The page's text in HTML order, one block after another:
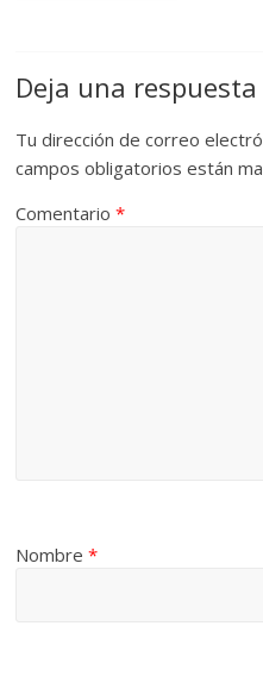
Deja una respuesta
Tu dirección de correo
campos obligatorios están
Comentario*
Nombre*